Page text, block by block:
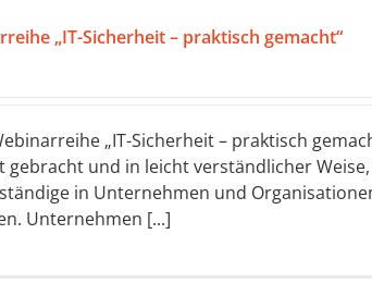
„IT-Sicherheit – praktisch gemacht“
„IT-Sicherheit – praktisch
gebracht und in leicht verständlicher
in Unternehmen und
Unternehmen [...]